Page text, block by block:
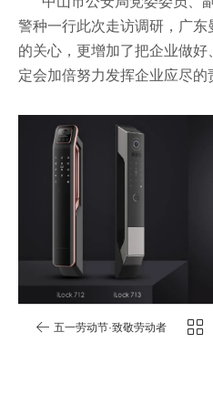
警种一行此次走访调研，广
的关心，更增加了把企业做
定会加倍努力发挥企业应尽的
五一劳动节·致敬劳动者